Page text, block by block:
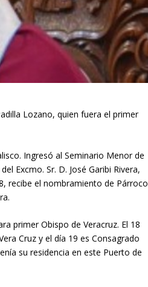
Lozano, quien fuera el primer
Ingresó al Seminario Menor de
Excmo. Sr. D. José Garibi Rivera,
recibe el nombramiento de Párroco
primer Obispo de Veracruz. El 18
Cruz y el día 19 es Consagrado
su residencia en este Puerto de